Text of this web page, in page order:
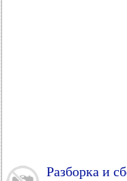
Разборка и